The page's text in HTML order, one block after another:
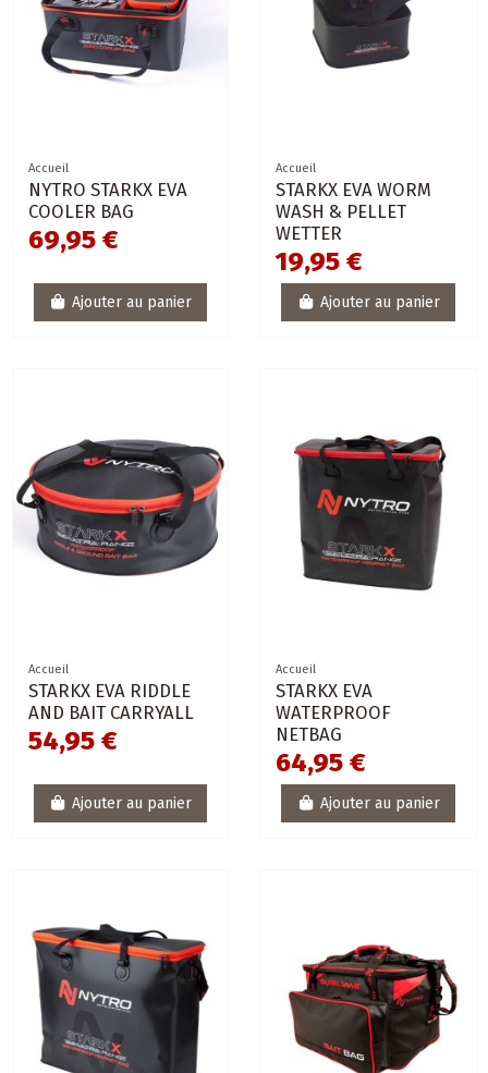
Accueil
NYTRO STARKX EVA
COOLER BAG
69,95 €
Ajouter au panier
Accueil
STARKX EVA WORM
WASH & PELLET
WETTER
19,95 €
Ajouter au panier
Accueil
STARKX EVA RIDDLE
AND BAIT CARRYALL
54,95 €
Ajouter au panier
Accueil
STARKX EVA
WATERPROOF
NETBAG
64,95 €
Ajouter au panier